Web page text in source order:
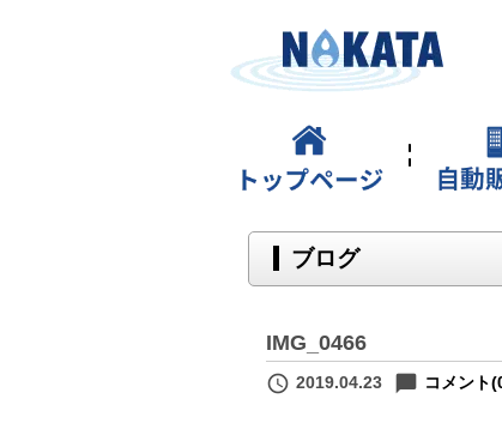
ブログ
IMG_0466
schedule 2019.04.23 chat_bubble コメント